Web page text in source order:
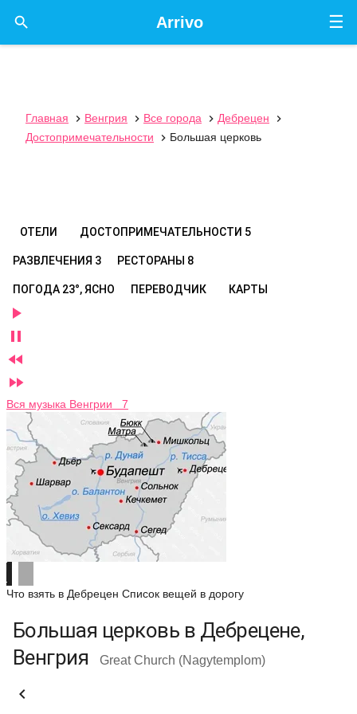
☰
Arrivo

Главная  Венгрия  Все города  Дебрецен

Достопримечательности
 Большая церковь
ОТЕЛИ ДОСТОПРИМЕЧАТЕЛЬНОСТИ 5
РАЗВЛЕЧЕНИЯ 3 РЕСТОРАНЫ 8
ПОГОДА 23°, ЯСНО ПЕРЕВОДЧИК КАРТЫ




Вся музыка Венгрии 7
Что взять в Дебрецен Список вещей в дорогу
Большая церковь в Дебрецене,
Венгрия
Great Church (Nagytemplom)
